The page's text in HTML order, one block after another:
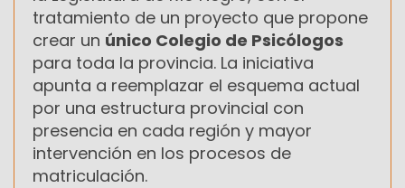
tratamiento de un proyecto que propone
crear un único Colegio de Psicólogos
para toda la provincia. La iniciativa
apunta a reemplazar el esquema actual
por una estructura provincial con
presencia en cada región y mayor
intervención en los procesos de
matriculación.